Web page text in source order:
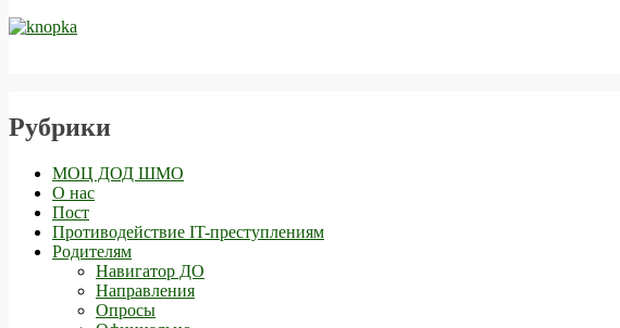
Рубрики
МОЦ ДОД ШМО
О нас
Пост
Противодействие IT-преступлениям
Родителям
Навигатор ДО
Направления
Опросы